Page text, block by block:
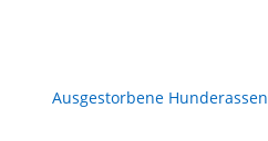
Ausgestorbene Hunderassen